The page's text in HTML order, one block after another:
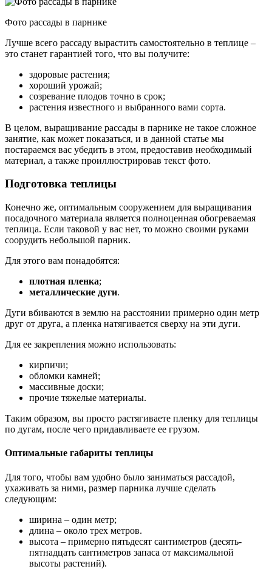
Фото рассады в парнике
Лучше всего рассаду вырастить самостоятельно в теплице –
это станет гарантией того, что вы получите:
здоровые растения;
хороший урожай;
созревание плодов точно в срок;
растения известного и выбранного вами сорта.
В целом, выращивание рассады в парнике не такое сложное
занятие, как может показаться, и в данной статье мы
постараемся вас убедить в этом, предоставив необходимый
материал, а также проиллюстрировав текст фото.
Подготовка теплицы
Конечно же, оптимальным сооружением для выращивания
посадочного материала является полноценная обогреваемая
теплица. Если таковой у вас нет, то можно своими руками
соорудить небольшой парник.
Для этого вам понадобятся:
плотная пленка;
металлические дуги.
Дуги вбиваются в землю на расстоянии примерно один метр
друг от друга, а пленка натягивается сверху на эти дуги.
Для ее закрепления можно использовать:
кирпичи;
обломки камней;
массивные доски;
прочие тяжелые материалы.
Таким образом, вы просто растягиваете пленку для теплицы
по дугам, после чего придавливаете ее грузом.
Оптимальные габариты теплицы
Для того, чтобы вам удобно было заниматься рассадой,
ухаживать за ними, размер парника лучше сделать
следующим:
ширина – один метр;
длина – около трех метров.
высота – примерно пятьдесят сантиметров (десять-
пятнадцать сантиметров запаса от максимальной
высоты растений).